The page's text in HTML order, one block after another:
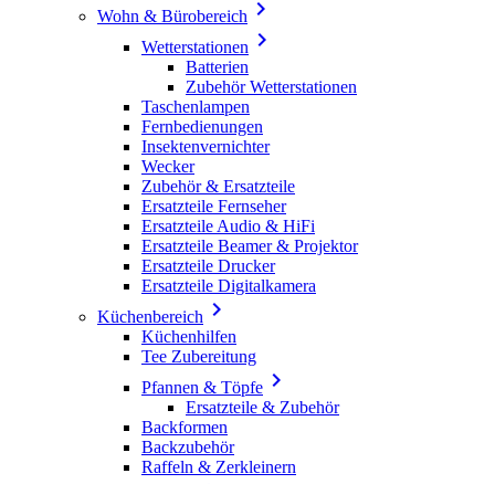
Wohn & Bürobereich 
Wetterstationen 
Batterien
Zubehör Wetterstationen
Taschenlampen
Fernbedienungen
Insektenvernichter
Wecker
Zubehör & Ersatzteile
Ersatzteile Fernseher
Ersatzteile Audio & HiFi
Ersatzteile Beamer & Projektor
Ersatzteile Drucker
Ersatzteile Digitalkamera
Küchenbereich 
Küchenhilfen
Tee Zubereitung
Pfannen & Töpfe 
Ersatzteile & Zubehör
Backformen
Backzubehör
Raffeln & Zerkleinern